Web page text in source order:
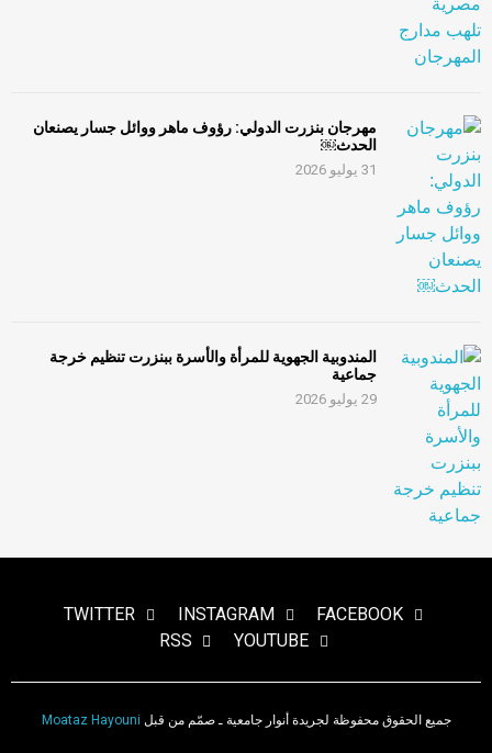
مهرجان بنزرت الدولي: رؤوف ماهر ووائل جسار يصنعان
الحدث￼
31 يوليو 2026
المندوبية الجهوية للمرأة والأسرة ببنزرت تنظيم خرجة
جماعية
29 يوليو 2026
FACEBOOK
INSTAGRAM
TWITTER
YOUTUBE
RSS
جميع الحقوق محفوظة لجريدة أنوار جامعية ـ صمّم من قبل Moataz Hayouni